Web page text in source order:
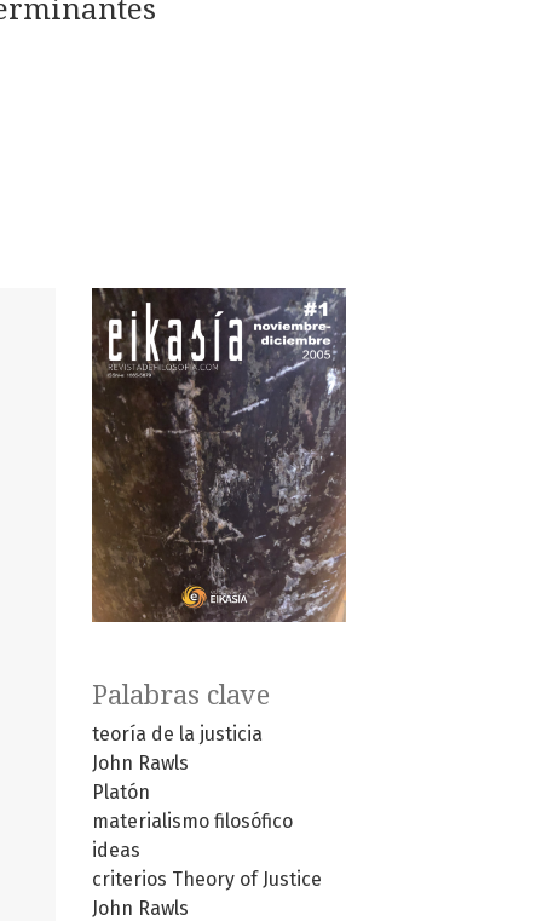
Palabras clave
teoría de la justicia
John Rawls
Platón
materialismo filosófico
ideas
criterios Theory of Justice
John Rawls